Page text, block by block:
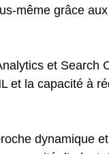
même grâce
et Search
et la capacité à
dynamique